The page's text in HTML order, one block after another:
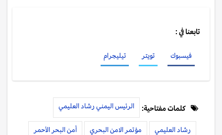
تابعنا في :
فيسبوك تويتر تيليجرام
كلمات مفتاحية: الرئيس اليمني رشاد العليمي
رشاد العليمي مؤتمر الامن البحري أمن البحر الأحمر